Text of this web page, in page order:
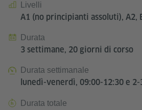
Livelli
A1 (no principianti assoluti), A2,
Durata
3 settimane, 20 giorni di corso
Durata settimanale
lunedì-venerdì, 09:00-12:30 e
Durata totale